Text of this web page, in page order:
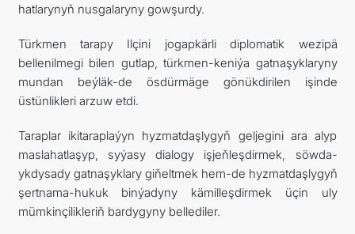
hatlarynyň nusgalaryny gowşurdy.
Türkmen tarapy Ilçini jogapkärli diplomatik wezipä
bellenilmegi bilen gutlap, türkmen-keniýa gatnaşyklaryny
mundan beýläk-de ösdürmäge gönükdirilen işinde
üstünlikleri arzuw etdi.
Taraplar ikitaraplaýyn hyzmatdaşlygyň geljegini ara alyp
maslahatlaşyp, syýasy dialogy işjeňleşdirmek, söwda-
ykdysady gatnaşyklary giňeltmek hem-de hyzmatdaşlygyň
şertnama-hukuk binýadyny kämilleşdirmek üçin uly
mümkinçilikleriň bardygyny bellediler.